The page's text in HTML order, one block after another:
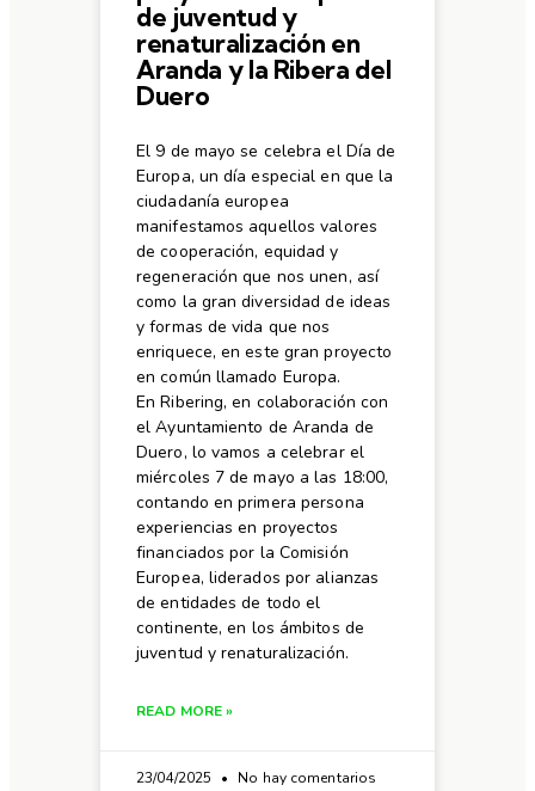
de juventud y
renaturalización en
Aranda y la Ribera del
Duero
El 9 de mayo se celebra el Día de
Europa, un día especial en que la
ciudadanía europea
manifestamos aquellos valores
de cooperación, equidad y
regeneración que nos unen, así
como la gran diversidad de ideas
y formas de vida que nos
enriquece, en este gran proyecto
en común llamado Europa.
En Ribering, en colaboración con
el Ayuntamiento de Aranda de
Duero, lo vamos a celebrar el
miércoles 7 de mayo a las 18:00,
contando en primera persona
experiencias en proyectos
financiados por la Comisión
Europea, liderados por alianzas
de entidades de todo el
continente, en los ámbitos de
juventud y renaturalización.
READ MORE »
23/04/2025 No hay comentarios